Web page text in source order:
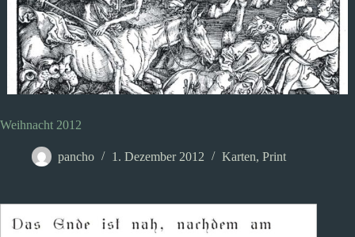
Weihnacht 2012
pancho 1. Dezember 2012 Karten, Print